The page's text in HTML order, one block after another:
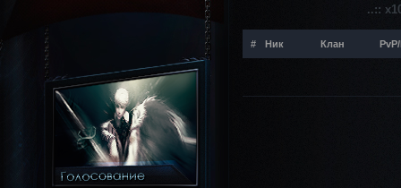
..::
# Ник Клан